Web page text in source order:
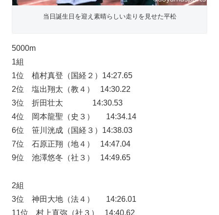
当日誕生日を迎え素晴らしい走りを見せた平松
5000m
1組
1位 植村真登（国経２）14:27.65
2位 塩出翔太（教４） 14:30.22
3位 折田壮太 14:30.53
4位 岡本龍聖（史３） 14:34.14
6位 笹川洸成（国経３）14:38.03
7位 石原正翔（地４） 14:47.04
9位 池澤悠冬（社３） 14:49.65
2組
3位 神田大地（法４） 14:26.01
11位 村上直弥（社３） 14:40.62